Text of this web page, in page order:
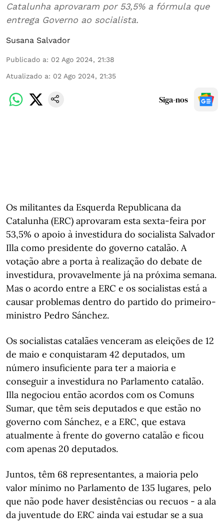
Catalunha aprovaram por 53,5% a fórmula que
entrega Governo ao socialista.
Susana Salvador
Publicado a: 02 Ago 2024, 21:38
Atualizado a: 02 Ago 2024, 21:35
Siga-nos
Os militantes da Esquerda Republicana da
Catalunha (ERC) aprovaram esta sexta-feira por
53,5% o apoio à investidura do socialista Salvador
Illa como presidente do governo catalão. A
votação abre a porta à realização do debate de
investidura, provavelmente já na próxima semana.
Mas o acordo entre a ERC e os socialistas está a
causar problemas dentro do partido do primeiro-
ministro Pedro Sánchez.
Os socialistas catalães venceram as eleições de 12
de maio e conquistaram 42 deputados, um
número insuficiente para ter a maioria e
conseguir a investidura no Parlamento catalão.
Illa negociou então acordos com os Comuns
Sumar, que têm seis deputados e que estão no
governo com Sánchez, e a ERC, que estava
atualmente à frente do governo catalão e ficou
com apenas 20 deputados.
Juntos, têm 68 representantes, a maioria pelo
valor mínimo no Parlamento de 135 lugares, pelo
que não pode haver desistências ou recuos - a ala
da juventude do ERC ainda vai estudar se a sua